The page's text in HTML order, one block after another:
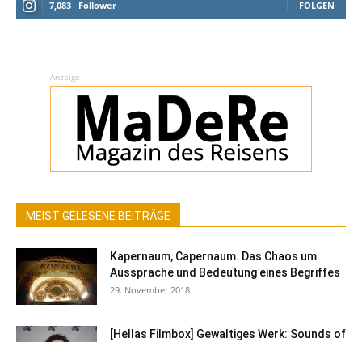
7,083 Follower FOLGEN
Anzeige
MEIST GELESENE BEITRÄGE
Kapernaum, Capernaum. Das Chaos um
Aussprache und Bedeutung eines Begriffes
29. November 2018
[Hellas Filmbox] Gewaltiges Werk: Sounds of